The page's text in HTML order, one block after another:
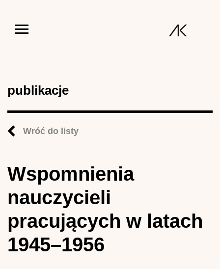
publikacje
Wróć do listy
Wspomnienia
nauczycieli
pracujących w latach
1945–1956